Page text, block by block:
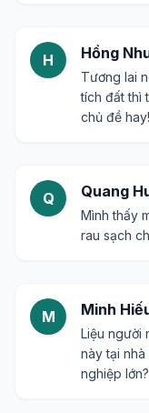
H Hồng
Tương lai
tích đất thì
chủ đề hay!
Q Quang
Mình thấy
rau sạch
M Minh
Liệu người
này tại
nghiệp lớn?